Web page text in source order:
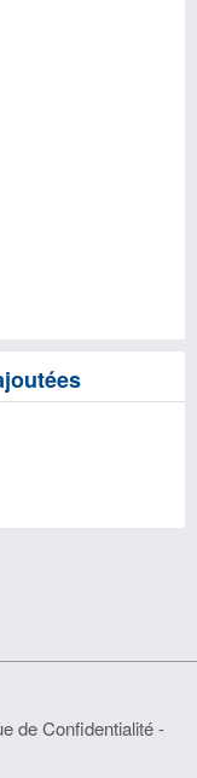
de Confidentialité-